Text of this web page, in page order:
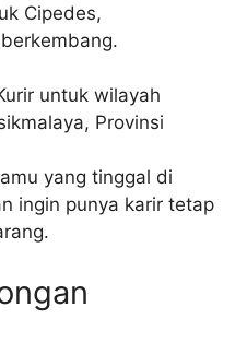
Cipedes,
untuk wilayah
Provinsi
yang tinggal di
ingin punya karir tetap